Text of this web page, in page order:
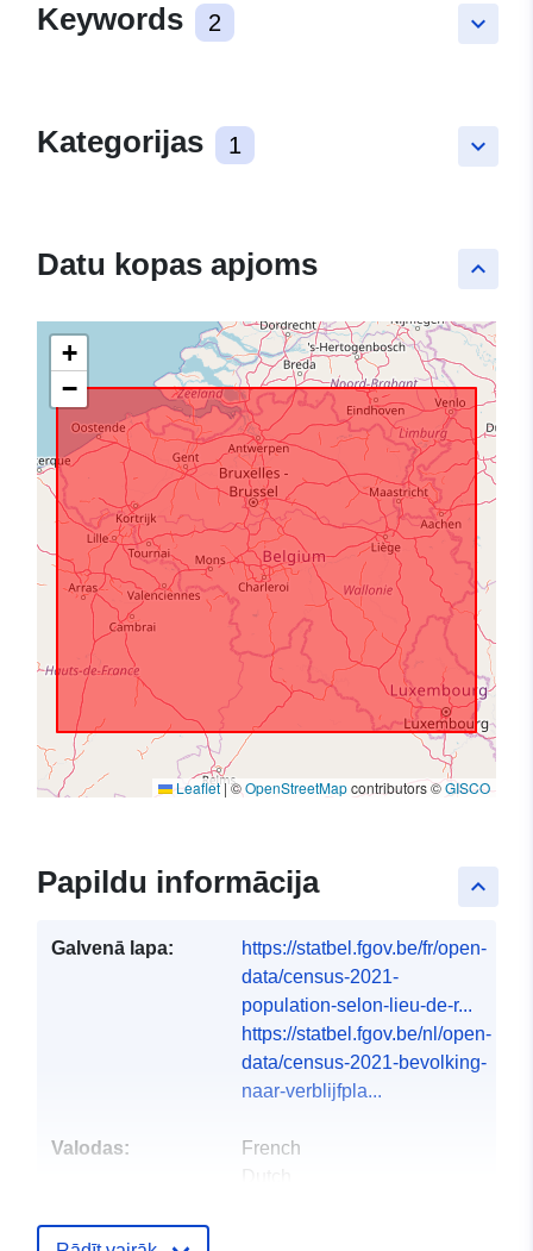
keyboard_arrow_down
Keywords 2
keyboard_arrow_down
Kategorijas 1
keyboard_arrow_up
Datu kopas apjoms
+
−
Leaflet|©OpenStreetMapcontributors ©GISCO
keyboard_arrow_up
Papildu informācija
Galvenā lapa:
https://statbel.fgov.be/fr/open-
data/census-2021-
population-selon-lieu-de-r...
https://statbel.fgov.be/nl/open-
data/census-2021-bevolking-
naar-verblijfpla...
Valodas:
French
Dutch
Publicētājs: